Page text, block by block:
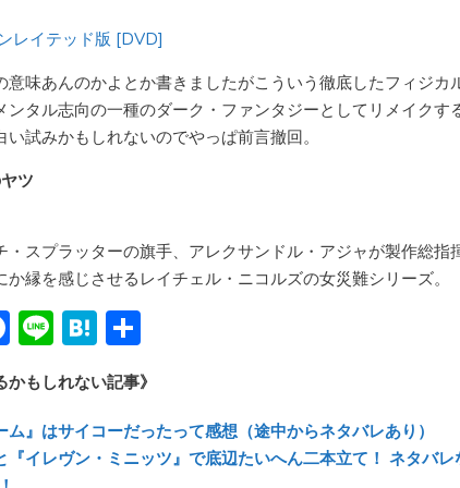
レイテッド版 [DVD]
意味あんのかよとか書きましたがこういう徹底したフィジカ
ンタル志向の一種のダーク・ファンタジーとしてリメイクす
い試みかもしれないのでやっぱ前言撤回。
ツ
スプラッターの旗手、アレクサンドル・アジャが製作総指
か縁を感じさせるレイチェル・ニコルズの女災難シリーズ。
F
ac
e
b
o
Li
n
e
H
at
e
n
a
有
かもしれない記事》
ム』はサイコーだったって感想（途中からネタバレあり）
『イレヴン・ミニッツ』で底辺たいへん二本立て！ ネタバレ